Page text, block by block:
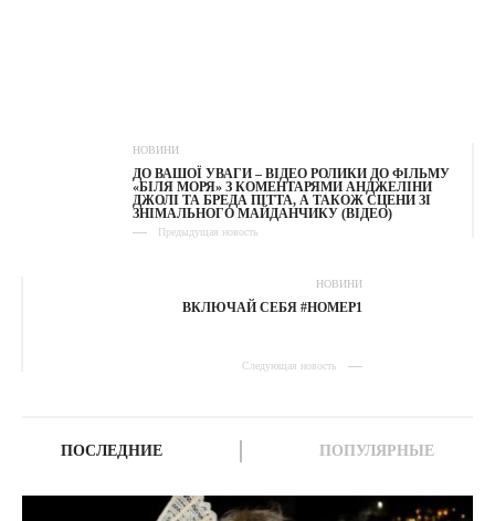
НОВИНИ
ДО ВАШОЇ УВАГИ – ВІДЕО РОЛИКИ ДО ФІЛЬМУ
«БІЛЯ МОРЯ» З КОМЕНТАРЯМИ АНДЖЕЛІНИ
ДЖОЛІ ТА БРЕДА ПІТТА, А ТАКОЖ СЦЕНИ ЗІ
ЗНІМАЛЬНОГО МАЙДАНЧИКУ (ВІДЕО)
Предыдущая новость
НОВИНИ
ВКЛЮЧАЙ СЕБЯ #НОМЕР1
Следующая новость
ПОСЛЕДНИЕ ПОПУЛЯРНЫЕ